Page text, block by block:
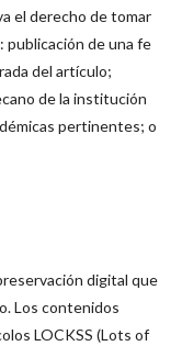
el derecho de tomar
publicación de una fe
del artículo;
de la institución
pertinentes; o
digital que
Los contenidos
LOCKSS (Lots of